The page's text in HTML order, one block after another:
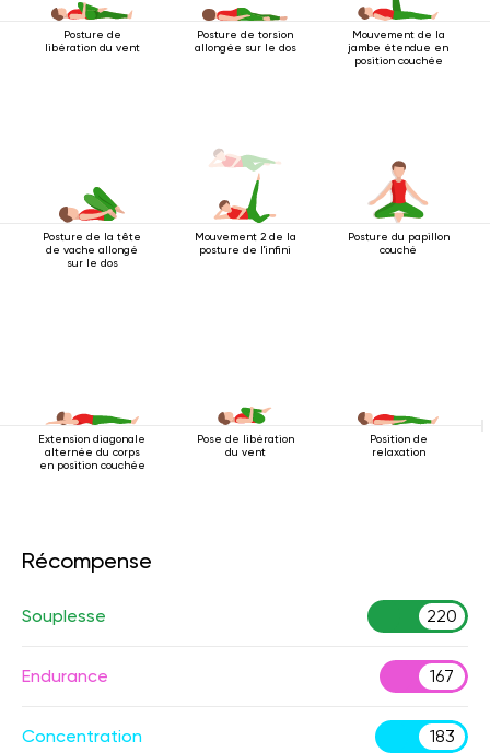
Posture de
libération du vent
Posture de torsion
allongée sur le dos
Mouvement de la
jambe étendue en
position couchée
Posture de la tête
de vache allongé
sur le dos
Mouvement 2 de la
posture de l'infini
Posture du papillon
couché
Extension diagonale
alternée du corps
en position couchée
Pose de libération
du vent
Position de
relaxation
Récompense
Souplesse 220
Endurance 167
Concentration 183